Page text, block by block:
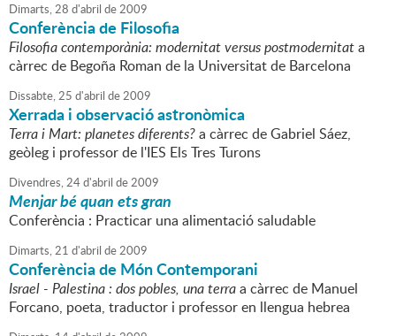
Dimarts,28 d'abril de2009
Conferència de Filosofia
Filosofia contemporània: modernitat versus postmodernitata
càrrec de Begoña Roman de la Universitat de Barcelona
Dissabte,25 d'abril de2009
Xerrada i observació astronòmica
Terra i Mart: planetes diferents?a càrrec de Gabriel Sáez,
geòleg i professor de l'IES Els Tres Turons
Divendres,24d'abril de2009
Menjar bé quan ets gran
Conferència : Practicar una alimentació saludable
Dimarts,21 d'abril de2009
Conferència de Món Contemporani
Israel - Palestina : dos pobles, una terraa càrrec de Manuel
Forcano, poeta, traductor i professor en llengua hebrea